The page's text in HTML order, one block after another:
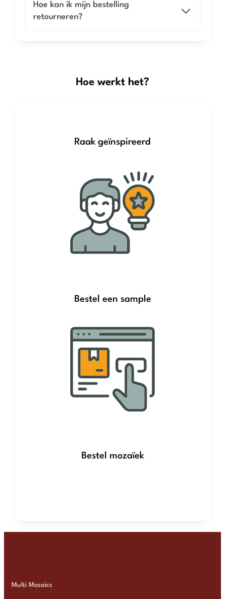
Hoe kan ik mijn bestelling
retourneren?
Hoe werkt het?
Raak geïnspireerd
Bestel een sample
Bestel mozaïek
Multi Mosaics